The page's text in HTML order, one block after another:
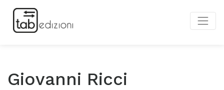
Giovanni Ricci